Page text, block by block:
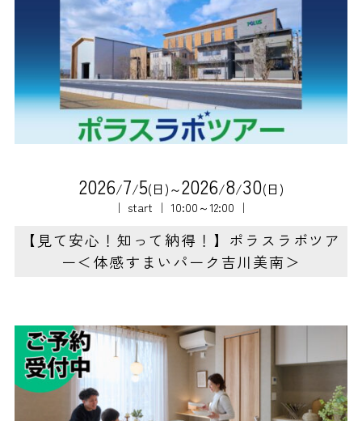
2026/7/5(日)～2026/8/30(日)
｜ start ｜ 10:00～12:00 ｜
【見て安心！知って納得！】ポラスラボツア
ー＜体感すまいパーク吉川美南＞